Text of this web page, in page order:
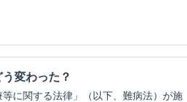
変わった？
に関する法律」（以下、難病法）が施